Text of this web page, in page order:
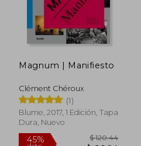
Magnum | Manifiesto
Clément Chéroux
(1)
Blume, 2017, 1 Edición, Tapa
Dura, Nuevo